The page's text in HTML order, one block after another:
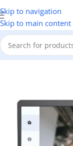
Skip to navigation
Skip to main content
Accueil/